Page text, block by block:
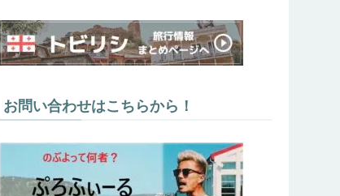
お問い合わせはこちらから！